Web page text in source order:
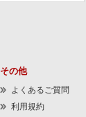
その他
よくあるご質問
利用規約